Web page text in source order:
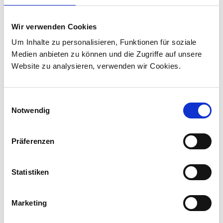
Wir verwenden Cookies
Um Inhalte zu personalisieren, Funktionen für soziale
Medien anbieten zu können und die Zugriffe auf unsere
Website zu analysieren, verwenden wir Cookies.
Notwendig
Präferenzen
Statistiken
Marketing
Personenverkehr in Kanada
Stadler hat mit VIA Rail Canada einen Vertrag
über die Lieferung von 45 Hybridlokomotiven
unterzeichnet und sich damit den ersten